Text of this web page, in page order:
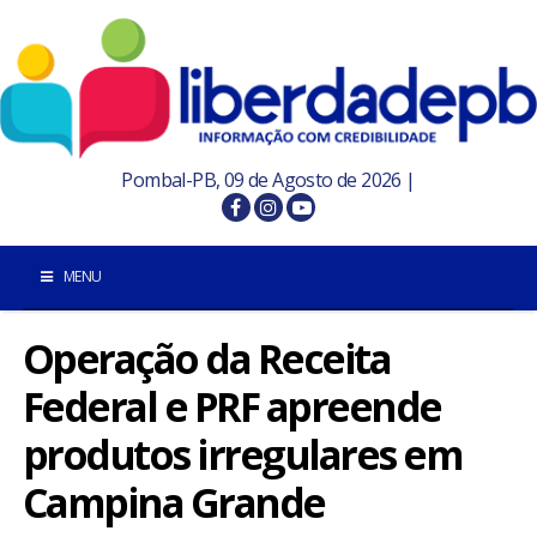
Pombal-PB, 09 de Agosto de 2026 |
MENU
INÍCIO
POMBAL E REGIÃO
Operação da Receita
Federal e PRF apreende
produtos irregulares em
Campina Grande